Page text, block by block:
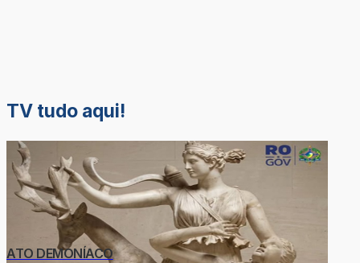
TV tudo aqui!
ATO DEMONÍACO